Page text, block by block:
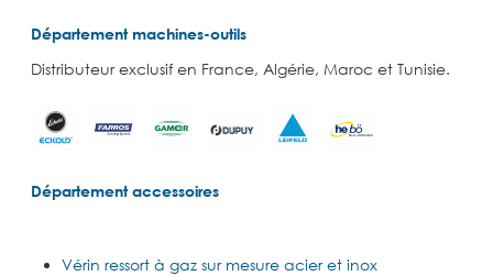
Département machines-outils
Distributeur exclusif en France, Algérie, Maroc et Tunisie.
Département accessoires
Vérin ressort à gaz sur mesure acier et inox